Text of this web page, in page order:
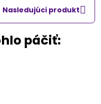
Nasledujúci produkt
páčiť: